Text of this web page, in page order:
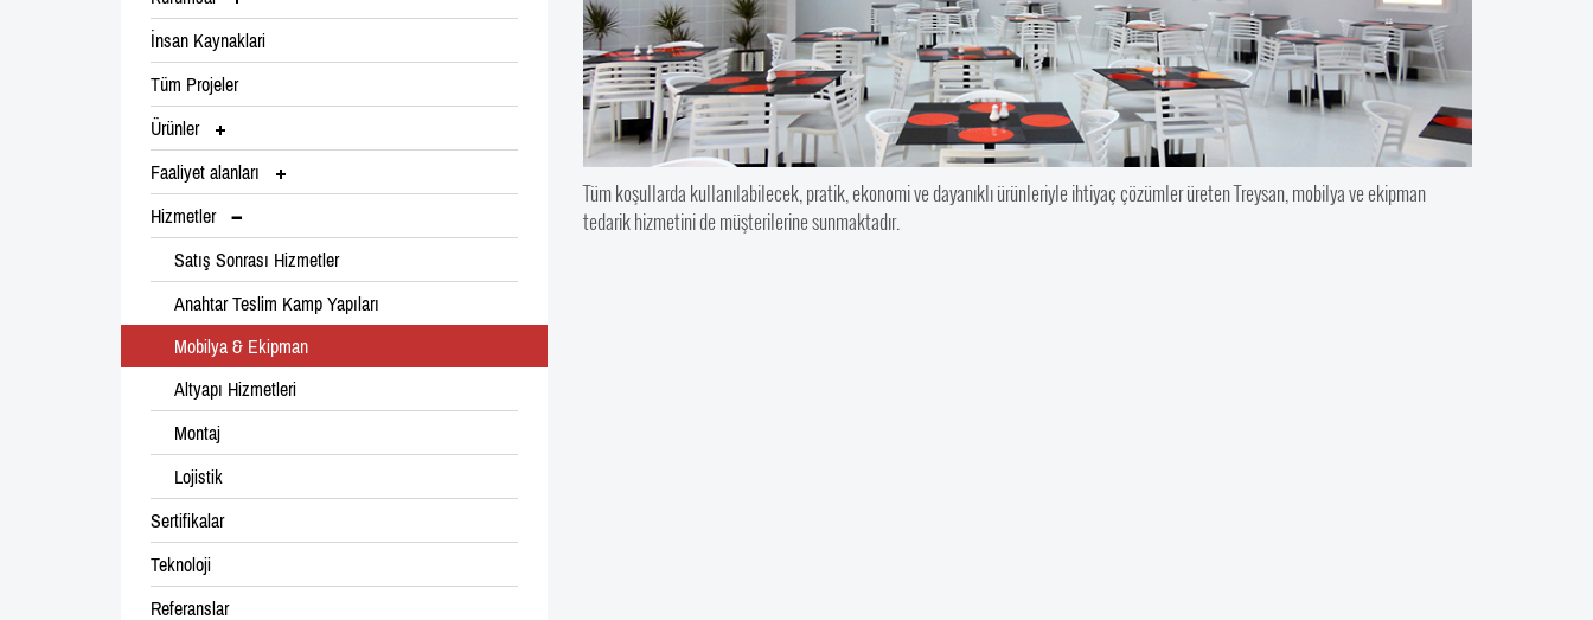
İnsan Kaynaklari
Tüm Projeler
Ürünler
Faaliyet alanları
Hizmetler
Satış Sonrası Hizmetler
Anahtar Teslim Kamp Yapıları
Mobilya & Ekipman
Altyapı Hizmetleri
Montaj
Lojistik
Sertifikalar
Teknoloji
Referanslar
Tüm koşullarda kullanılabilecek, pratik, ekonomi ve dayanıklı ürünleriyle ihtiyaç çözümler üreten Treysan, mobilya ve ekipman
tedarik hizmetini de müşterilerine sunmaktadır.